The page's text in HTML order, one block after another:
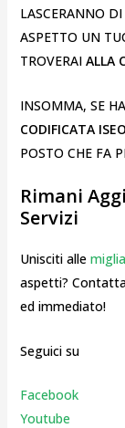
LASCERANNO
ASPETTO UN
TROVERAI ALLA
INSOMMA, SE
CODIFICATA
POSTO CHE FA
Rimani
Servizi
Unisciti alle
aspetti?
ed immediato!
Seguici su
Facebook
Youtube